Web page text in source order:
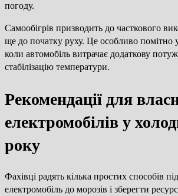
погоду.
Самообігрів призводить до часткового
ще до початку руху. Це особливо помітно
коли автомобіль витрачає додаткову
стабілізацію температури.
Рекомендації для
електромобілів у
року
Фахівці радять кілька простих способів
електромобіль до морозів і зберегти